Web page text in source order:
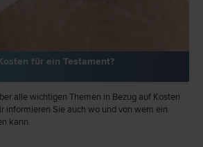
für ein Testament?
alle wichtigen Themen in Bezug auf Kosten
informieren Sie auch wo und von wem ein
kann.